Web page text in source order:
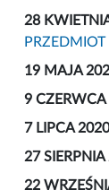
28
19 MAJA
9
7 LIPCA 2020
27
22